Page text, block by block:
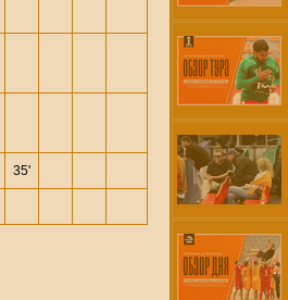
35'